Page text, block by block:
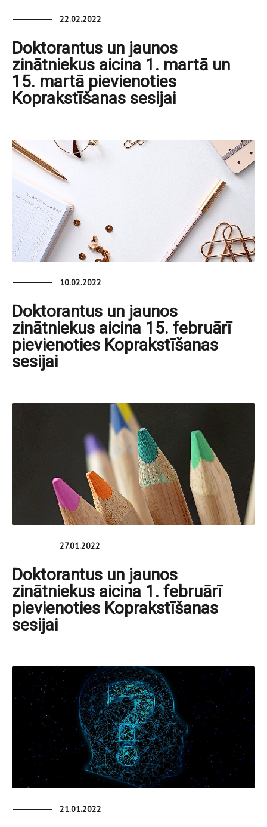
22.02.2022
Doktorantus un jaunos
zinātniekus aicina 1. martā un
15. martā pievienoties
Koprakstīšanas sesijai
10.02.2022
Doktorantus un jaunos
zinātniekus aicina 15. februārī
pievienoties Koprakstīšanas
sesijai
27.01.2022
Doktorantus un jaunos
zinātniekus aicina 1. februārī
pievienoties Koprakstīšanas
sesijai
21.01.2022